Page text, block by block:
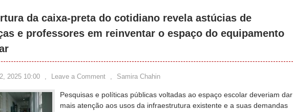
da caixa-preta do cotidiano revela astúcias de
e professores em reinventar o espaço do equipamento
2025 10:00 , Leave a Comment , Samira Chahin
Pesquisas e políticas públicas voltadas ao espaço escolar deveriam dar
mais atenção aos usos da infraestrutura existente e a suas demandas